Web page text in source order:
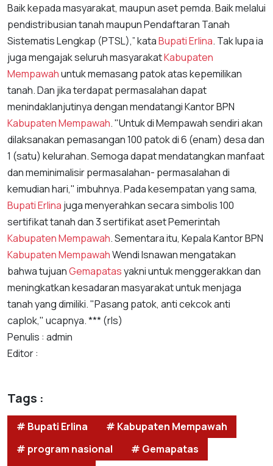
Baik kepada masyarakat, maupun aset pemda. Baik melalui
pendistribusian tanah maupun Pendaftaran Tanah
Sistematis Lengkap (PTSL),” kataBupati Erlina. Tak lupa ia
juga mengajak seluruh masyarakatKabupaten
Mempawahuntuk memasang patok atas kepemilikan
tanah. Dan jika terdapat permasalahan dapat
menindaklanjutinya dengan mendatangi Kantor BPN
Kabupaten Mempawah. "Untuk di Mempawah sendiri akan
dilaksanakan pemasangan 100 patok di 6 (enam) desa dan
1 (satu) kelurahan. Semoga dapat mendatangkan manfaat
dan meminimalisir permasalahan- permasalahan di
kemudian hari," imbuhnya. Pada kesempatan yang sama,
Bupati Erlina juga menyerahkan secara simbolis 100
sertifikat tanah dan 3 sertifikat aset Pemerintah
Kabupaten Mempawah. Sementara itu, Kepala Kantor BPN
Kabupaten MempawahWendi Isnawan mengatakan
bahwa tujuanGemapatasyakni untuk menggerakkan dan
meningkatkan kesadaran masyarakat untuk menjaga
tanah yang dimiliki. "Pasang patok, anti cekcok anti
caplok," ucapnya. *** (rls)
Penulis : admin
Editor :
Tags :
# Bupati Erlina
# Kabupaten Mempawah
# program nasional
# Gemapatas